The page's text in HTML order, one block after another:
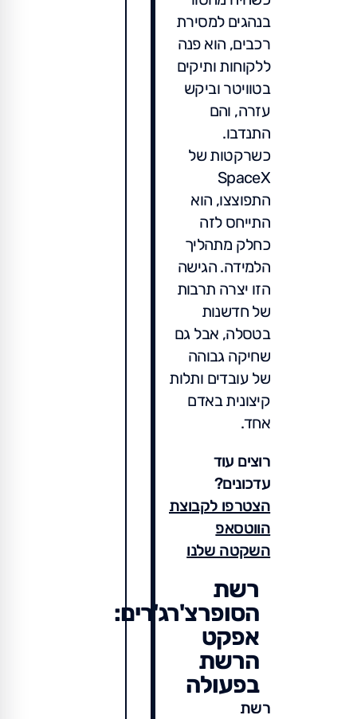
בנהגים למסירת
רכבים, הוא פנה
ללקוחות ותיקים
בטוויטר וביקש
עזרה, והם
התנדבו.
כשרקטות של
SpaceX
התפוצצו, הוא
התייחס לזה
כחלק מתהליך
הלמידה. הגישה
הזו יצרה תרבות
של חדשנות
בטסלה, אבל גם
שחיקה גבוהה
של עובדים ותלות
קיצונית באדם
אחד.
רוצים עוד
עדכונים?
הצטרפו לקבוצת
הווטסאפ
השקטה שלנו
רשת
הסופרצ'רג'רים:
אפקט
הרשת
בפעולה
רשת